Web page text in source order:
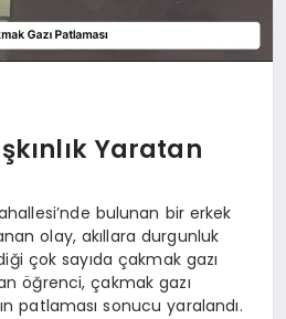
Yaratan
bulunan bir erkek
olay, akıllara durgunluk
çok sayıda çakmak gazı
öğrenci, çakmak gazı
patlaması sonucu yaralandı.